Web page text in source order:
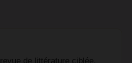
de littérature ciblée,